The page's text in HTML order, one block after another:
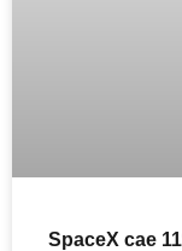
SpaceX cae